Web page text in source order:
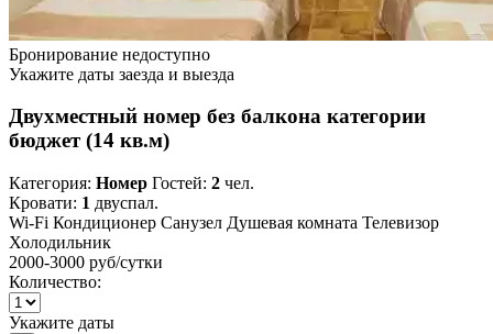
Бронирование недоступно
Укажите даты заезда и выезда
Двухместный номер без балкона категории
бюджет (14 кв.м)
Категория: Номер Гостей: 2 чел.
Кровати: 1 двуспал.
Wi-Fi Кондиционер Санузел Душевая комната Телевизор
Холодильник
2000-3000 руб/сутки
Количество:
Укажите даты